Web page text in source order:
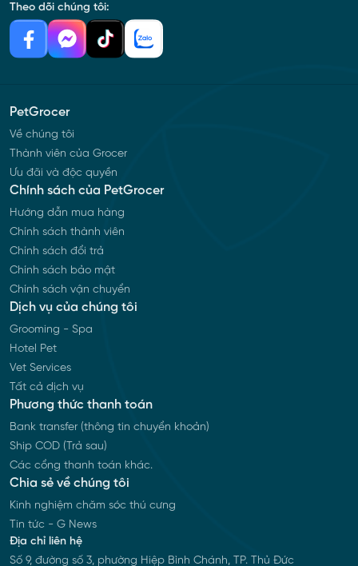
Theo dõi chúng tôi:
PetGrocer
Về chúng tôi
Thành viên của Grocer
Ưu đãi và độc quyền
Chính sách của PetGrocer
Hướng dẫn mua hàng
Chính sách thành viên
Chính sách đổi trả
Chính sách bảo mật
Chính sách vận chuyển
Dịch vụ của chúng tôi
Grooming - Spa
Hotel Pet
Vet Services
Tất cả dịch vụ
Phương thức thanh toán
Bank transfer (thông tin chuyển khoản)
Ship COD (Trả sau)
Các cổng thanh toán khác.
Chia sẻ về chúng tôi
Kinh nghiệm chăm sóc thú cưng
Tin tức - G News
Địa chỉ liên hệ
Số 9, đường số 3, phường Hiệp Bình Chánh, TP. Thủ Đức